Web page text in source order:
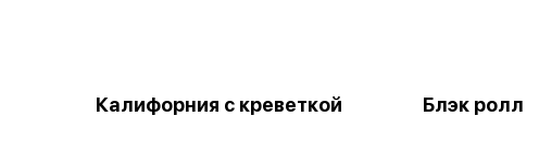
Калифорния с креветкой Блэк ролл